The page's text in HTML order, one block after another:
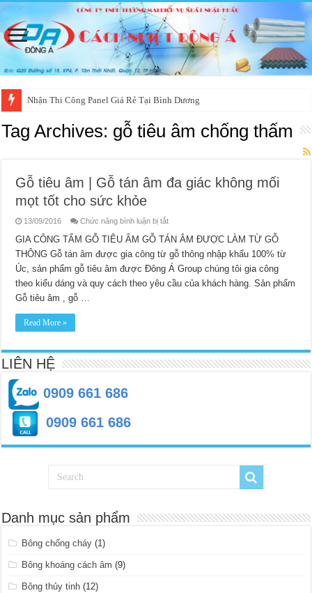
Nhận Thi Công Panel Giá Rẻ Tại Bình Dương
Tag Archives: gỗ tiêu âm chống thấm
Gỗ tiêu âm | Gỗ tán âm đa giác không mối
mọt tốt cho sức khỏe
13/09/2016 Chức năng bình luận bị tắtở
tiêu
âm
|
Gỗ
tán
âm
đa
khỏe
GIA CÔNG TẤM GỖ TIÊU ÂM GỖ TÁN ÂM ĐƯỢC LÀM TỪ GỖ
THÔNG Gỗ tán âm được gia công từ gỗ thông nhập khẩu 100% từ
Úc, sản phẩm gỗ tiêu âm được Đông Á Group chúng tôi gia công
theo kiểu dáng và quy cách theo yêu cầu của khách hàng. Sản phẩm
Gỗ tiêu âm , gỗ …
Read More »
LIÊN HỆ
0909 661 686
0909 661 686
Danh mục sản phẩm
Bông chống cháy (1)
Bông khoáng cách âm (9)
Bông thủy tinh (12)